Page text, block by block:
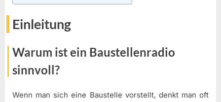
Einleitung
Warum ist ein Baustellenradio
sinnvoll?
Wenn man sich eine Baustelle vorstellt, denkt man oft